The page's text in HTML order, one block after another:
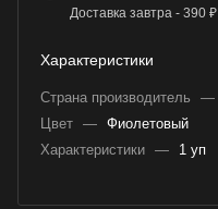
Доставка завтра - 390 ₽
Характеристики
Страна производитель —
Цвет — Фиолетовый
Характеристики — 1 уп